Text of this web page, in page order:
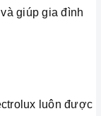
giúp gia đình
luôn được